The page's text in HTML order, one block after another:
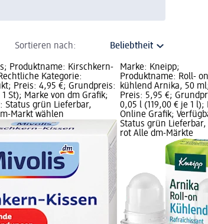
Sortieren nach:
Produktname: Kirschkern-
Kategorie:
Preis: 4,95 €; Grundpreis:
1 St); Marke von dm Grafik;
Status grün Lieferbar,
Markt wählen
Marke: Kneipp;
Produktname: Roll- on
kühlend Arnika, 50
Preis: 5,95 €;
0,05 l (119,00 € je 1 l);
Online Grafik;
Status grün Lieferbar,
rot Alle dm-Märkte